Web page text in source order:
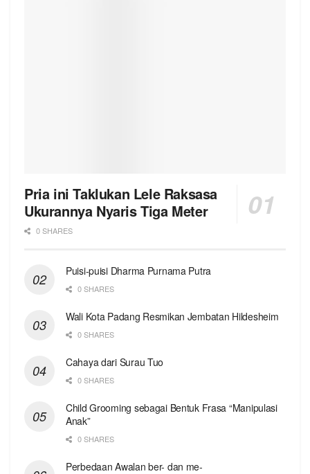
Pria ini Taklukan Lele Raksasa
Ukurannya Nyaris Tiga Meter
0 SHARES
Puisi-puisi Dharma Purnama Putra
0 SHARES
Wali Kota Padang Resmikan Jembatan Hildesheim
0 SHARES
Cahaya dari Surau Tuo
0 SHARES
Child Grooming sebagai Bentuk Frasa “Manipulasi
Anak”
0 SHARES
Perbedaan Awalan ber- dan me-